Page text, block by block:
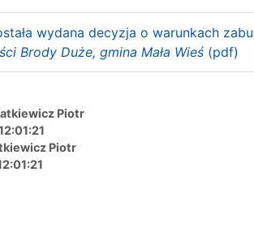
wydana decyzja o warunkach
Brody Duże, gmina Mała Wieś (pdf)
Piotr
Piotr